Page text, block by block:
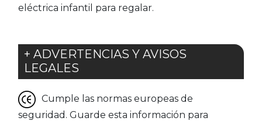
eléctrica infantil para regalar.
+ ADVERTENCIAS Y AVISOS
LEGALES
Cumple las normas europeas de
seguridad. Guarde esta información para